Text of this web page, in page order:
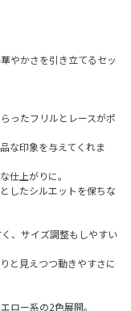
やかさを引き立てるセッ
ったフリルとレースがポ
な印象を与えてくれま
仕上がりに。
したシルエットを保ちな
、サイズ調整もしやすい
と見えつつ動きやすさに
ロー系の2色展開。